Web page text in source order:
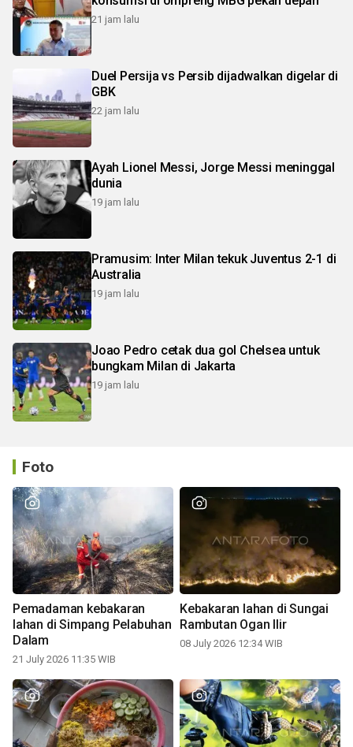
21 jam lalu
Duel Persija vs Persib dijadwalkan digelar di
GBK
22 jam lalu
Ayah Lionel Messi, Jorge Messi meninggal
dunia
19 jam lalu
Pramusim: Inter Milan tekuk Juventus 2-1 di
Australia
19 jam lalu
Joao Pedro cetak dua gol Chelsea untuk
bungkam Milan di Jakarta
19 jam lalu
Foto
Pemadaman kebakaran
lahan di Simpang Pelabuhan
Dalam
21 July 2026 11:35 WIB
Kebakaran lahan di Sungai
Rambutan Ogan Ilir
08 July 2026 12:34 WIB